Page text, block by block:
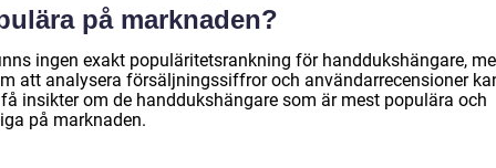
på marknaden?
ingen exakt populäritetsrankning för handdukshängare,
att analysera försäljningssiffror och användarrecensioner
insikter om de handdukshängare som är mest populära och
på marknaden.